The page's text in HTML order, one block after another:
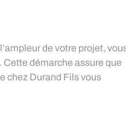
de votre projet,
Cette démarche assure que
chez Durand Fils vous